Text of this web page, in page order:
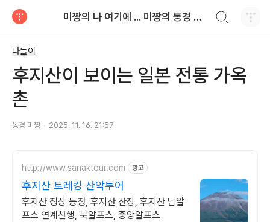
미짱의 나 여기에 ... 미짱의 동경 생활
나들이
후지산이 보이는 일본 전통 가옥
촌
동경 미짱 2025. 11. 16. 21:57
http://www.sanaktour.com 광고
후지산 트레킹 산악투어
후지산 정상 등정, 후지산 산장, 후지산 남알
프스 연계산행, 북알프스, 중앙알프스